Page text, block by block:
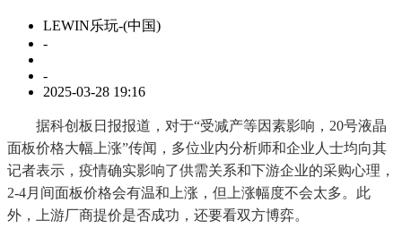
LEWIN乐玩-(中国)
-
-
2025-03-28 19:16
据科创板日报报道，对于“受减产等因素影响，20号液晶
面板价格大幅上涨”传闻，多位业内分析师和企业人士均向其
记者表示，疫情确实影响了供需关系和下游企业的采购心理，
2-4月间面板价格会有温和上涨，但上涨幅度不会太多。此
外，上游厂商提价是否成功，还要看双方博弈。